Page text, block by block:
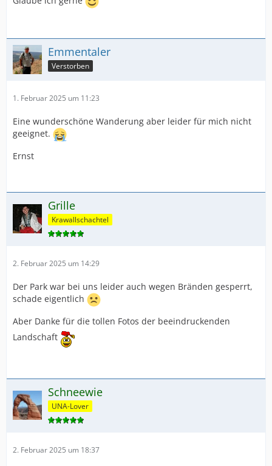
Emmentaler
Verstorben
1. Februar 2025 um 11:23
Eine wunderschöne Wanderung aber leider für mich nicht
geeignet.
Ernst
Grille
Krawallschachtel
2. Februar 2025 um 14:29
Der Park war bei uns leider auch wegen Bränden gesperrt,
schade eigentlich
Aber Danke für die tollen Fotos der beeindruckenden
Landschaft
Schneewie
UNA-Lover
2. Februar 2025 um 18:37